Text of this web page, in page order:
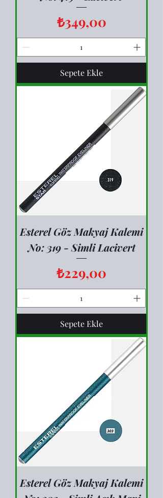
Fiyat
₺349,00
Sepete Ekle
Esterel Göz Makyaj Kalemi
No: 319 - Simli Lacivert
Fiyat
₺229,00
Sepete Ekle
Esterel Göz Makyaj Kalemi